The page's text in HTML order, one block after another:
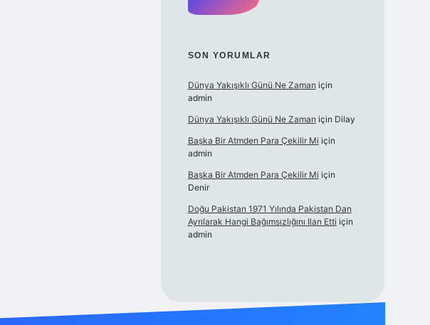
SON YORUMLAR
Dünya Yakışıklı Günü Ne Zaman için
admin
Dünya Yakışıklı Günü Ne Zaman için Dilay
Başka Bir Atmden Para Çekilir Mi için
admin
Başka Bir Atmden Para Çekilir Mi için
Denir
Doğu Pakistan 1971 Yılında Pakistan Dan
Ayrılarak Hangi Bağımsızlığını Ilan Etti için
admin